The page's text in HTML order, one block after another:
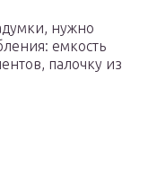
нужно
емкость
палочку из